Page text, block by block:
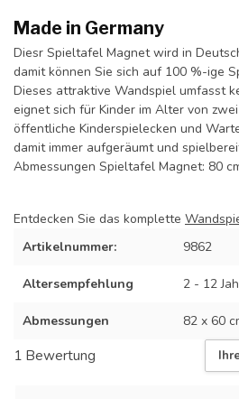
Made in Germany
Diesr Spieltafel Magnet wird in
damit können Sie sich auf 100 %-ige
Dieses attraktive Wandspiel umfasst
eignet sich für Kinder im Alter von
öffentliche Kinderspielecken und
damit immer aufgeräumt und
Abmessungen Spieltafel Magnet: 80
Entdecken Sie das komplette
Artikelnummer:
9862
Altersempfehlung 2 - 12
Abmessungen 82 x 60
1 Bewertung